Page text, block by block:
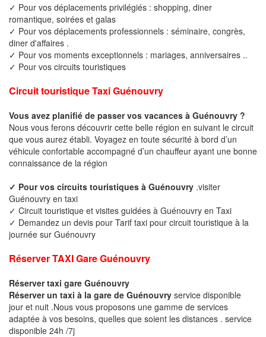
✓ Pour vos déplacements privilégiés : shopping, diner
romantique, soirées et galas
✓ Pour vos déplacements professionnels : séminaire, congrès,
diner d'affaires .
✓ Pour vos moments exceptionnels : mariages, anniversaires ..
✓ Pour vos circuits touristiques
Circuit touristique Taxi Guénouvry
Vous avez planifié de passer vos vacances à Guénouvry ?
Nous vous ferons découvrir cette belle région en suivant le circuit
que vous aurez établi. Voyagez en toute sécurité à bord d’un
véhicule confortable accompagné d’un chauffeur ayant une bonne
connaissance de la région
✓ Pour vos circuits touristiques à Guénouvry .visiter
Guénouvry en taxi
✓ Circuit touristique et visites guidées à Guénouvry en Taxi
✓ Demandez un devis pour Tarif taxi pour circuit touristique à la
journée sur Guénouvry
Réserver TAXI Gare Guénouvry
Réserver taxi gare Guénouvry
Réserver un taxi à la gare de Guénouvry service disponible
jour et nuit .Nous vous proposons une gamme de services
adaptée à vos besoins, quelles que soient les distances . service
disponible 24h /7j